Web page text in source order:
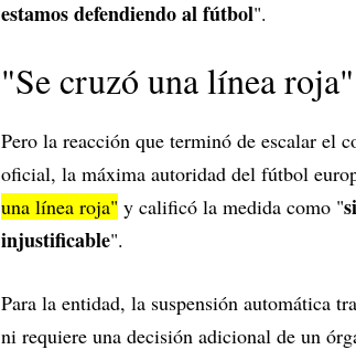
estamos defendiendo al fútbol".
"Se cruzó una línea roja"
Pero la reacción que terminó de escalar el
oficial, la máxima autoridad del fútbol
una línea roja" y calificó la medida como "
injustificable".
Para la entidad, la suspensión automática
ni requiere una decisión adicional de un